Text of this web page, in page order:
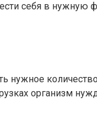
себя в нужную
нужное
организм